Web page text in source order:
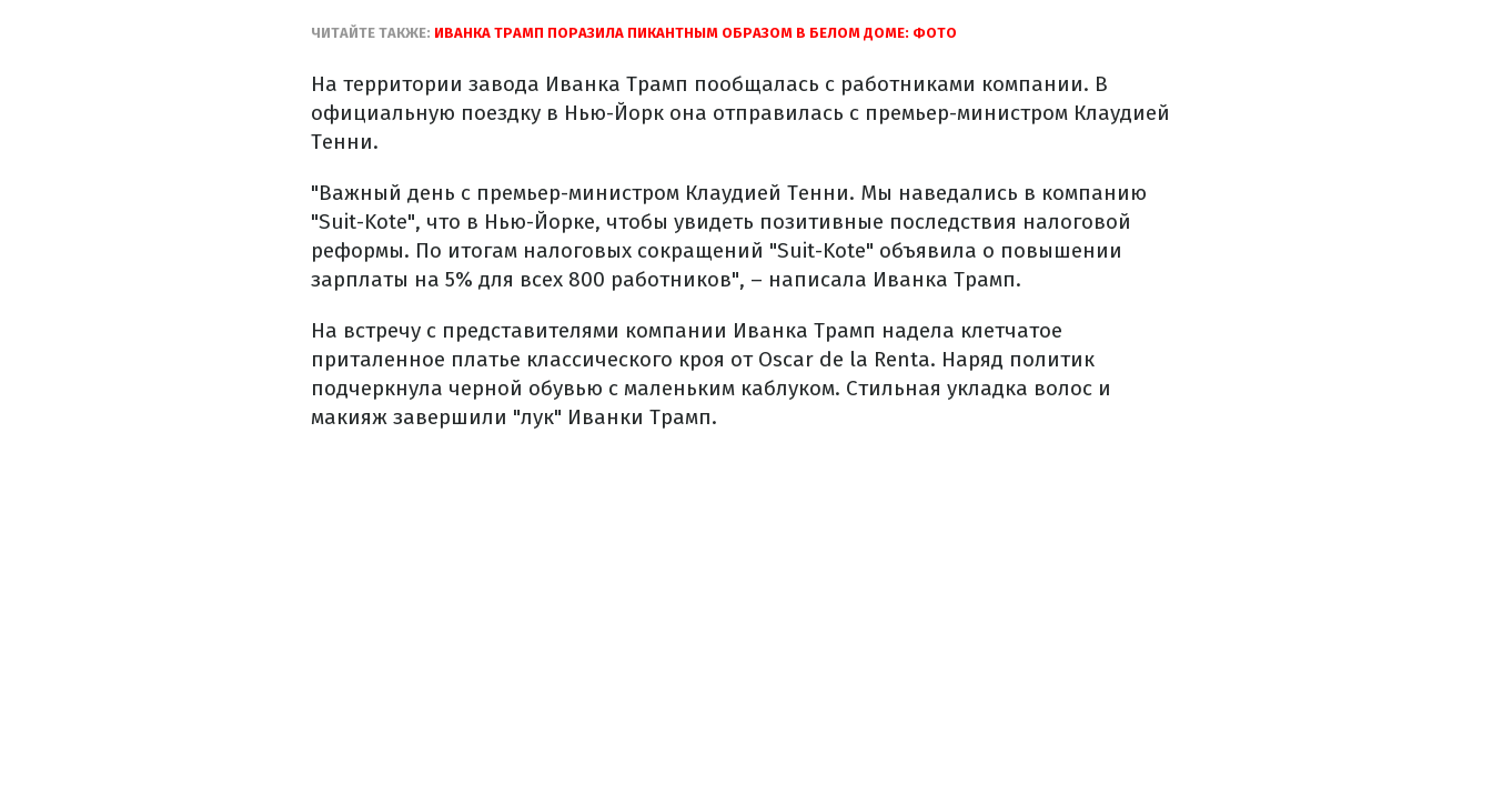
ЧИТАЙТЕ ТАКЖЕ: ИВАНКА ТРАМП ПОРАЗИЛА ПИКАНТНЫМ ОБРАЗОМ В БЕЛОМ ДОМЕ: ФОТО
На территории завода Иванка Трамп пообщалась с работниками компании. В
официальную поездку в Нью-Йорк она отправилась с премьер-министром Клаудией
Тенни.
"Важный день с премьер-министром Клаудией Тенни. Мы наведались в компанию
"Suit-Kote", что в Нью-Йорке, чтобы увидеть позитивные последствия налоговой
реформы. По итогам налоговых сокращений "Suit-Kote" объявила о повышении
зарплаты на 5% для всех 800 работников", – написала Иванка Трамп.
На встречу с представителями компании Иванка Трамп надела клетчатое
приталенное платье классического кроя от Oscar de la Renta. Наряд политик
подчеркнула черной обувью с маленьким каблуком. Стильная укладка волос и
макияж завершили "лук" Иванки Трамп.